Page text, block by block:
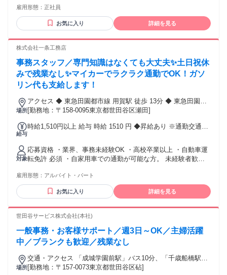
ーン歓迎） ・自分の時間や家族の時間を大切にしたい方 ・お
客様との接客をしっかりと行いたい方 ・技術や専門知識を習
得して手に職をつけたい方 ・着実にスキルアップしたい方 ・
など様々な経験を持った方々が働いています ・20代・30代・
やブランクがある方、初めて働く方も歓迎 ■■■■ 充実の研
修・制度 ■■■■ ・入社時研修 ・「パーソナルカラー研修」
（一部対象者のみ） ・社内公募制度 ・産前産後休暇 ・育児
休暇 ・育児短期間勤務制度（小学校4年時まで） ・介護・看
護休暇 ・階層別研修 ・慶弔休暇などの特別休暇 年齢の条件
と理由：例外事由3号のイ・45歳まで ※未経験から育成する
雇用形態： 正社員
お気に入り 詳細を見る
株式会社一条工務店
事務スタッフ／専門知識はなくても大丈夫✨土日祝休
みで残業なし✨マイカーでラクラク通勤でOK！ガソ
リン代も支給します！
場所
アクセス ◆ 東急田園都市線 用賀駅 徒歩 13分 ◆ 東急田園都
市線 桜新町駅 車 9分 ◆ 東急大井町線 上野毛駅 車 10分 ◆ 東
駅 車 13分
[勤務地：〒158-0095東京都世田谷区瀬田]
給与
時給1,510円以上 給与 時給 1510 円 ◆昇給あり ※通勤交通費
あり、交通費は全額会社負担。 ◆支払い方法： 月1回 ◆交通
費： 全額支給
対象
応募資格 ・業界、事務未経験OK ・高校卒業以上 ・自動車運
転免許 必須 ・自家用車での通勤が可能な方。 未経験者歓迎/
雇用形態： アルバイト・パート
お気に入り 詳細を見る
世田谷サービス株式会社(本社)
一般事務・お客様サポート／週3日～OK／主婦活躍
中／ブランクも歓迎／残業なし
場所
交通・アクセス 「成城学園前駅」バス10分、「千歳船橋駅」
バス4分
[勤務地：〒157-0073東京都世田谷区砧]